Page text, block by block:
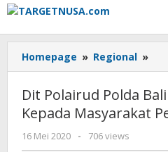
Lewati
konten
Homepage » Regional »
Bali
Dit Polairud Polda
Kepada Masyarakat
16 Mei 2020
oleh
targetnusa
- 706 views